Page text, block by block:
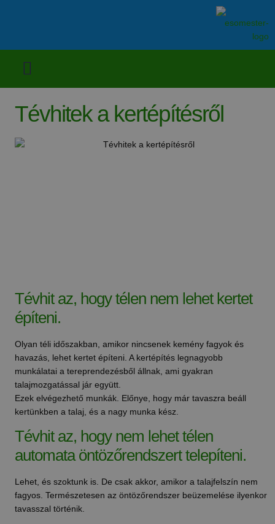
Tévhitek a kertépítésről
Tévhit az, hogy télen nem lehet kertet
építeni.
Olyan téli időszakban, amikor nincsenek kemény fagyok és
havazás, lehet kertet építeni. A kertépítés legnagyobb
munkálatai a tereprendezésből állnak, ami gyakran
talajmozgatással jár együtt.
Ezek elvégezhető munkák. Előnye, hogy már tavaszra beáll
kertünkben a talaj, és a nagy munka kész.
Tévhit az, hogy nem lehet télen
automata öntözőrendszert telepíteni.
Lehet, és szoktunk is. De csak akkor, amikor a talajfelszín nem
fagyos. Természetesen az öntözőrendszer beüzemelése ilyenkor
tavasszal történik.